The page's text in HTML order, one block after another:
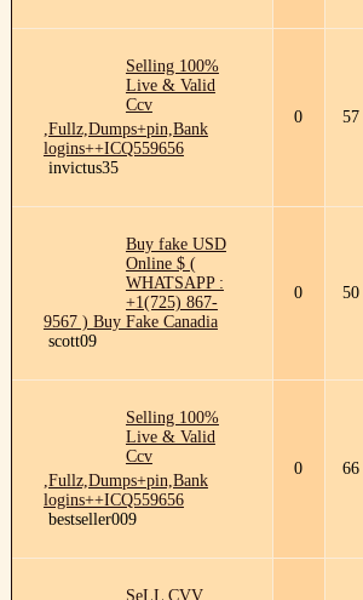
Selling 100%
Live & Valid
Ccv
,Fullz,Dumps+pin,Bank
logins++ICQ559656
invictus35
0 57
Buy fake USD
Online $ (
WHATSAPP :
+1(725) 867-
9567 ) Buy Fake Canadia
scott09
0 50
Selling 100%
Live & Valid
Ccv
,Fullz,Dumps+pin,Bank
logins++ICQ559656
bestseller009
0 66
SeLL CVV